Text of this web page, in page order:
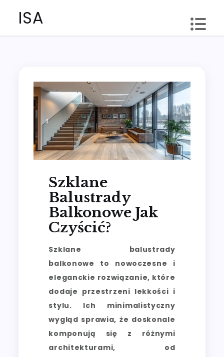
ISA
Szklane
Balustrady
Balkonowe Jak
Czyścić?
Szklane balustrady
balkonowe to nowoczesne i
eleganckie rozwiązanie, które
dodaje przestrzeni lekkości i
stylu. Ich minimalistyczny
wygląd sprawia, że doskonale
komponują się z różnymi
architekturami, od